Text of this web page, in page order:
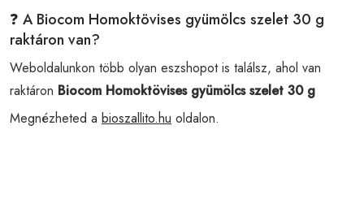
❓ A Biocom Homoktövises gyümölcs szelet 30 g
raktáron van?
Weboldalunkon több olyan eszshopot is találsz, ahol van
raktáron Biocom Homoktövises gyümölcs szelet 30 g
Megnézheted a bioszallito.hu oldalon.